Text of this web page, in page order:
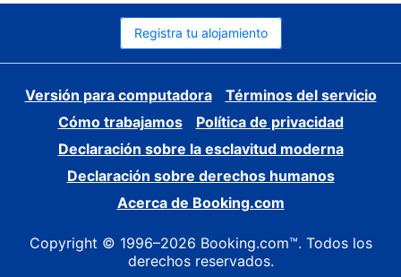
Registra tu alojamiento
Versión para computadora
Términos del servicio
Cómo trabajamos
Política de privacidad
Declaración sobre la esclavitud moderna
Declaración sobre derechos humanos
Acerca de Booking.com
Copyright © 1996–2026 Booking.com™. Todos los
derechos reservados.